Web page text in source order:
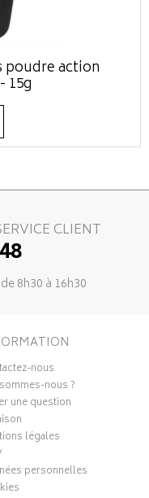
poudre action
15g
CLIENT
8h30 à 16h30
nous
nous ?
une question
légales
personnelles